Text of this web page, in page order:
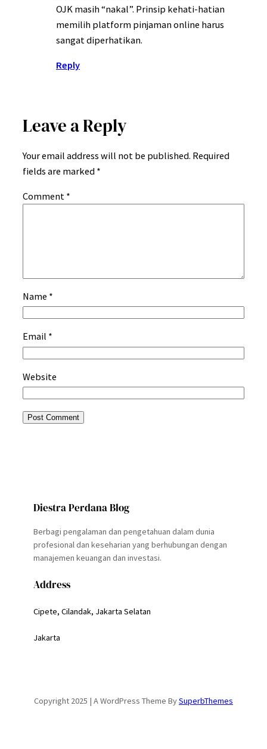
OJK masih “nakal”. Prinsip kehati-hatian
memilih platform pinjaman online harus
sangat diperhatikan.
Reply
Leave a Reply
Your email address will not be published. Required
fields are marked *
Comment *
Name *
Email *
Website
Diestra Perdana Blog
Berbagi pengalaman dan pengetahuan dalam dunia
profesional dan keseharian yang berhubungan dengan
manajemen keuangan dan investasi.
Address
Cipete, Cilandak, Jakarta Selatan
Jakarta
Copyright 2025 | A WordPress Theme BySuperbThemes